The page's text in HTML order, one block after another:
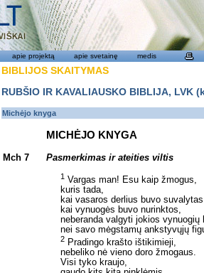
apie projektą apie svetainę medis
BIBLIJOS SKAITYMAS
RUBŠIO IR KAVALIAUSKO BIBLIJA,
Michėjo knyga
MICHĖJO KNYGA
Mch 7 Pasmerkimas ir ateities viltis
1 Vargas man! Esu kaip žmogus,
kuris tada,
kai vasaros derlius buvo
kai vynuogės buvo nurinktos,
neberanda valgyti jokios vynuogių
nei savo mėgstamų ankstyvųjų
2 Pradingo krašto ištikimieji,
nebeliko nė vieno doro žmogaus.
Visi tyko kraujo,